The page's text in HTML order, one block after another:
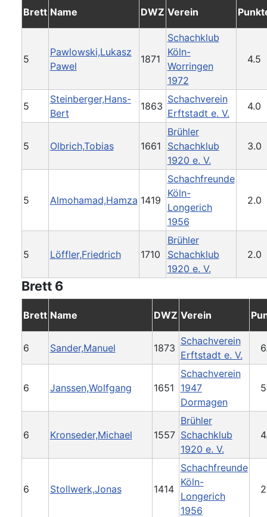
Brett Name DWZ Verein
5
Pawlowski,Lukasz
Pawel
1871
Schachklub
Köln-
Worringen
1972
4.5
5
Steinberger,Hans-
Bert
1863
Schachverein
Erftstadt e. V.
4.0
5 Olbrich,Tobias 1661
Brühler
Schachklub
1920 e. V.
3.0
5 Almohamad,Hamza 1419
Schachfreunde
Köln-
Longerich
1956
2.0
5 Löffler,Friedrich 1710
Brühler
Schachklub
1920 e. V.
2.0
Brett 6
Brett Name DWZ Verein
6 Sander,Manuel 1873
Schachverein
Erftstadt e. V.
6 Janssen,Wolfgang 1651
Schachverein
1947
Dormagen
6 Kronseder,Michael 1557
Brühler
Schachklub
1920 e. V.
6 Stollwerk,Jonas 1414
Schachfreunde
Köln-
Longerich
1956